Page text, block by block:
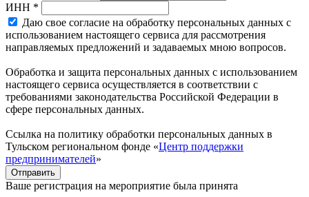
ИНН *
Даю свое согласие на обработку персональных данных с
использованием настоящего сервиса для рассмотрения
направляемых предложений и задаваемых мною вопросов.
Обработка и защита персональных данных с использованием
настоящего сервиса осуществляется в соответствии с
требованиями законодательства Российской Федерации в
сфере персональных данных.
Ссылка на политику обработки персональных данных в
Тульском региональном фонде «Центр поддержки
предпринимателей»
Отправить
Ваше регистрация на мероприятие была принята